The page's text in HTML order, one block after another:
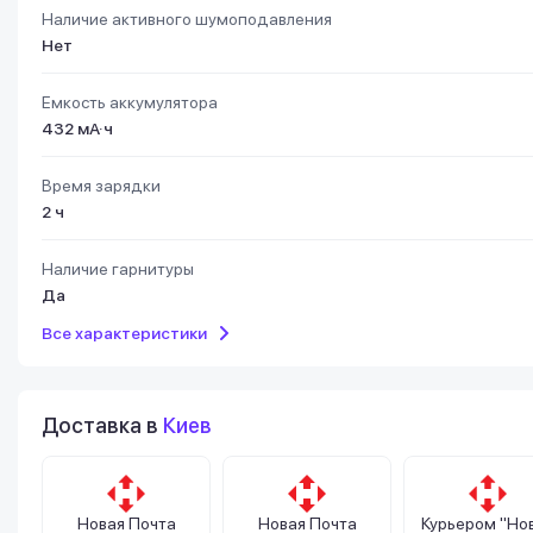
Наличие активного шумоподавления
Нет
Емкость аккумулятора
432 мА·ч
Время зарядки
2 ч
Наличие гарнитуры
Да
Все характеристики
Доставка в Киев
Новая Почта Новая Почта Курьером